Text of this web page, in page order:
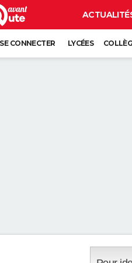
SE CONNECTER LYCÉES